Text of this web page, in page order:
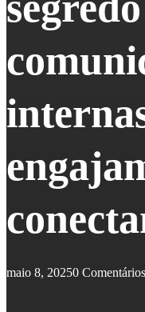
maio 8, 20250 Comentários